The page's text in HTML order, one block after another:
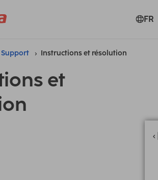
FR
Support Instructions et résolution
et